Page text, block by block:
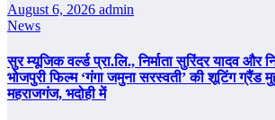
August 6, 2026 admin
News
सुर म्यूजिक वर्ल्ड प्रा.लि., निर्माता सुरिंदर यादव और
भोजपुरी फिल्म ‘गंगा जमुना सरस्वती’ की शूटिंग ग्रैंड
महराजगंज, भदोही में